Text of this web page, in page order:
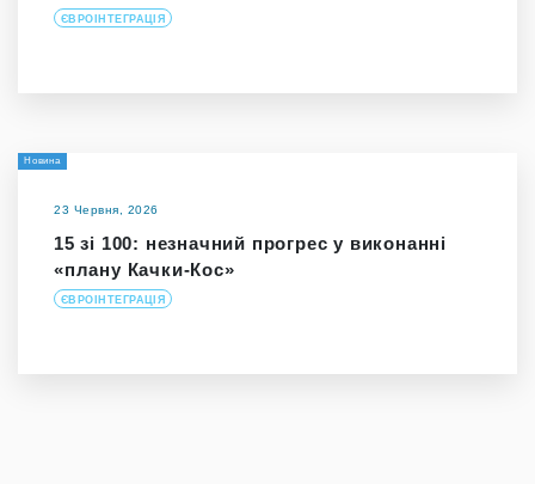
ЄВРОІНТЕГРАЦІЯ
Новина
23 Червня, 2026
15 зі 100: незначний прогрес у виконанні
«плану Качки-Кос»
ЄВРОІНТЕГРАЦІЯ